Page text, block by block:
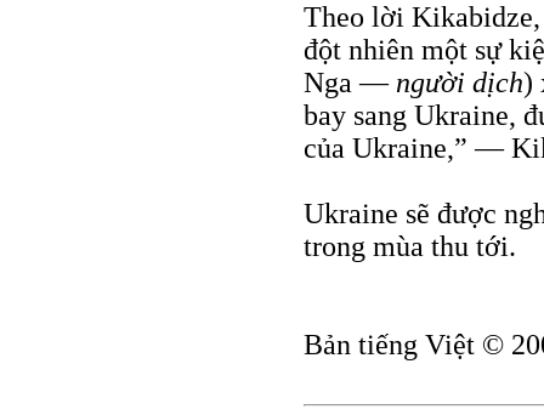
Theo lời
đột nhiên một sự
Nga — người dịch)
bay sang Ukraine,
của Ukraine,” —
Ukraine sẽ được
trong mùa thu tới.
Bản tiếng Việt ©